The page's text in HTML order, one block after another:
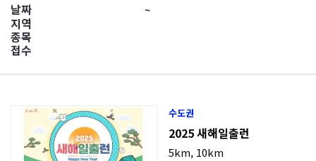
날짜
지역
종목
접수
수도권
2025 새해일출런
5km, 10km